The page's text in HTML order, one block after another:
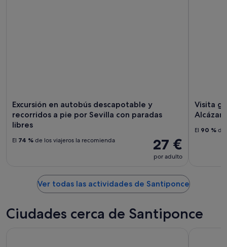
Excursión en autobús descapotable y
recorridos a pie por Sevilla con paradas
libres
27 €
por adulto
El 74 % de los viajeros la recomienda
Visita
Alcázar
El 90 % de
Ver todas las actividades de Santiponce
Ciudades cerca de Santiponce